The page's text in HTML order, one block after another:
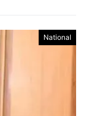
National